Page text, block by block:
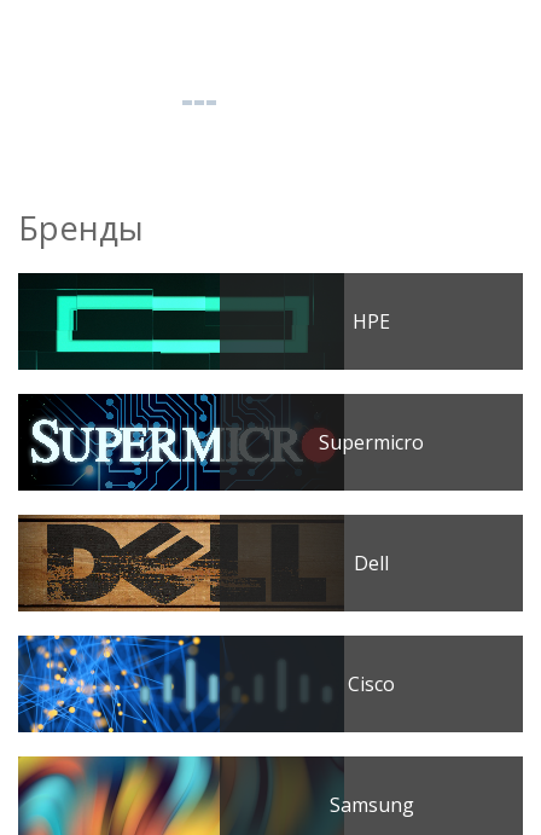
Бренды
HPE
Supermicro
Dell
Cisco
Samsung